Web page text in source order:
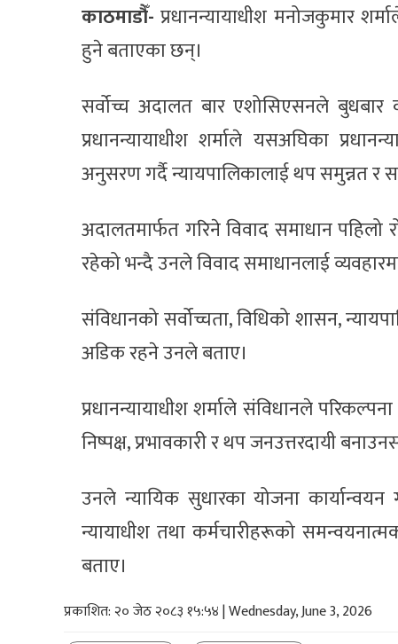
काठमाडौँ-प्रधानन्यायाधीश मनोजकुमार
हुने बताएका छन्।
सर्वोच्च अदालत बार एशोसिएसनले बुधबार
प्रधानन्यायाधीश शर्माले यसअघिका
अनुसरण गर्दै न्यायपालिकालाई थप समुन्नत
अदालतमार्फत गरिने विवाद समाधान
रहेको भन्दै उनले विवाद समाधानलाई
संविधानको सर्वोच्चता, विधिको शासन,
अडिक रहने उनले बताए।
प्रधानन्यायाधीश शर्माले संविधानले
निष्पक्ष, प्रभावकारी र थप जनउत्तरदायी
उनले न्यायिक सुधारका योजना कार्यान्वयन
न्यायाधीश तथा कर्मचारीहरूको
बताए।
प्रकाशित: २० जेठ २०८३ १५:५४ | Wednesday, June 3, 2026